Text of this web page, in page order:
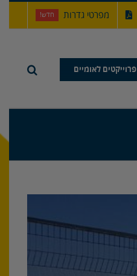
מפרטי גדרות חדש!
פרוייקטים לאומיים